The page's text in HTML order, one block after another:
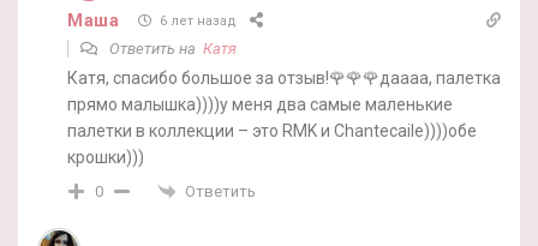
Маша 6 лет назад
Ответить на Катя
Катя, спасибо большое за отзыв!🌹🌹🌹даааа, палетка
прямо малышка))))у меня два самые маленькие
палетки в коллекции – это RMK и Chantecaile))))обе
крошки)))
0 Ответить